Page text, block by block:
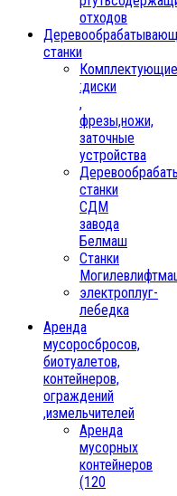
отходов
станки
Комплектующие
:диски
,
фрезы,ножи,
заточные
устройства
станки
СДМ
завода
Белмаш
Станки
электроплуг-
лебедка
Аренда
мусоросбросов,
биотуалетов,
контейнеров,
ограждений
,измельчителей
Аренда
мусорных
контейнеров
(120